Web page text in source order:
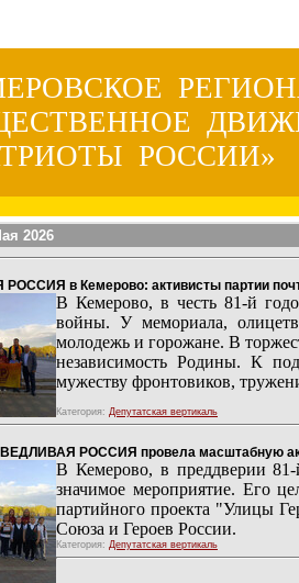
РОССИИ»
2026
в Кемерово: активисты партии
В Кемерово, в честь 81-й
войны. У мемориала,
молодежь и горожане. В
независимость Родины. К
мужеству фронтовиков,
Категория: Депутатская вертикаль
РОССИЯ провела масштабную
В Кемерово, в преддверии
значимое мероприятие. Его
партийного проекта "Улицы
Союза и Героев России.
Категория: Депутатская вертикаль